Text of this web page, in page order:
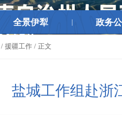
全景伊犁 政务
/ 援疆工作 / 正文
盐城工作组赴浙